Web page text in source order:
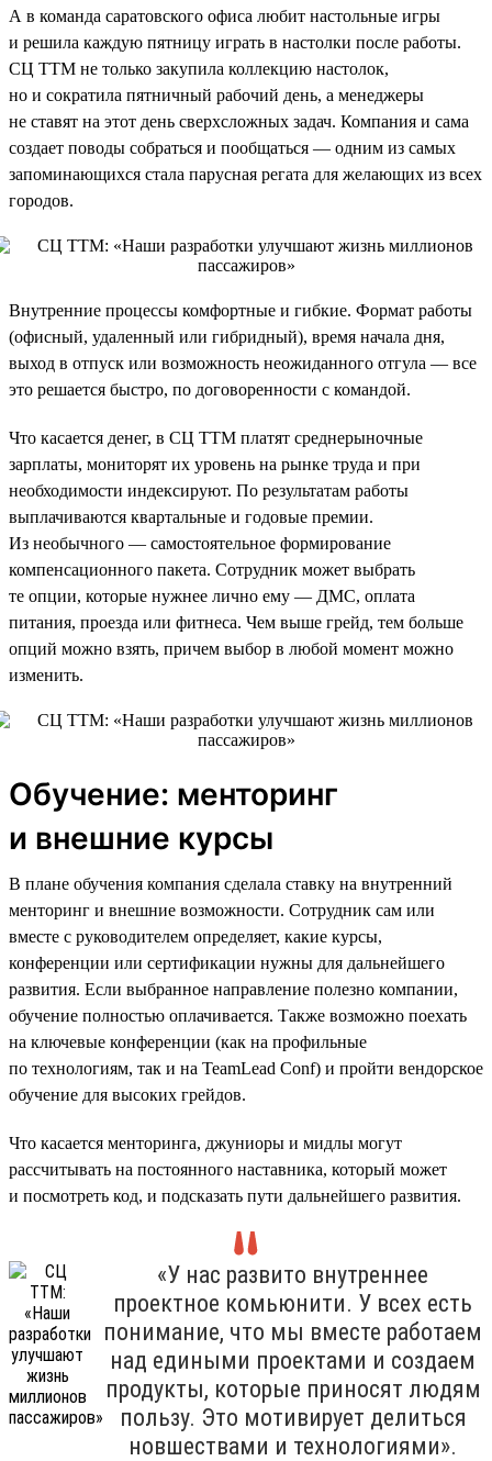
А в команда саратовского офиса любит настольные игры
и решила каждую пятницу играть в настолки после работы.
СЦ ТТМ не только закупила коллекцию настолок,
но и сократила пятничный рабочий день, а менеджеры
не ставят на этот день сверхсложных задач. Компания и сама
создает поводы собраться и пообщаться — одним из самых
запоминающихся стала парусная регата для желающих из всех
городов.
Внутренние процессы комфортные и гибкие. Формат работы
(офисный, удаленный или гибридный), время начала дня,
выход в отпуск или возможность неожиданного отгула — все
это решается быстро, по договоренности с командой.
Что касается денег, в СЦ ТТМ платят среднерыночные
зарплаты, мониторят их уровень на рынке труда и при
необходимости индексируют. По результатам работы
выплачиваются квартальные и годовые премии.
Из необычного — самостоятельное формирование
компенсационного пакета. Сотрудник может выбрать
те опции, которые нужнее лично ему — ДМС, оплата
питания, проезда или фитнеса. Чем выше грейд, тем больше
опций можно взять, причем выбор в любой момент можно
изменить.
Обучение: менторинг
и внешние курсы
В плане обучения компания сделала ставку на внутренний
менторинг и внешние возможности. Сотрудник сам или
вместе с руководителем определяет, какие курсы,
конференции или сертификации нужны для дальнейшего
развития. Если выбранное направление полезно компании,
обучение полностью оплачивается. Также возможно поехать
на ключевые конференции (как на профильные
по технологиям, так и на TeamLead Conf) и пройти вендорское
обучение для высоких грейдов.
Что касается менторинга, джуниоры и мидлы могут
рассчитывать на постоянного наставника, который может
и посмотреть код, и подсказать пути дальнейшего развития.
«У нас развито внутреннее
проектное комьюнити. У всех есть
понимание, что мы вместе работаем
над едиными проектами и создаем
продукты, которые приносят людям
пользу. Это мотивирует делиться
новшествами и технологиями».